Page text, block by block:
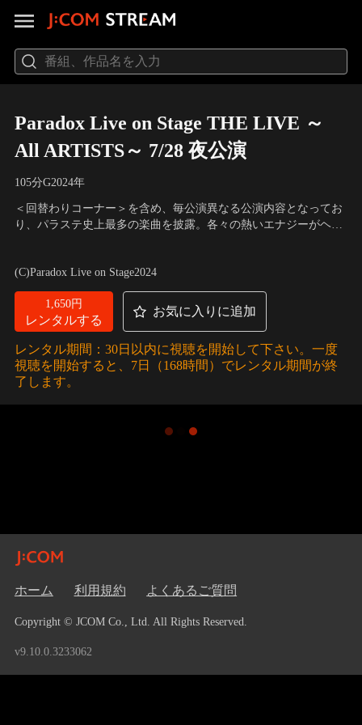
Paradox Live on Stage THE LIVE ～
All ARTISTS～ 7/28 夜公演
105分G2024年
＜回替わりコーナー＞を含め、毎公演異なる公演内容となってお
り、パラステ史上最多の楽曲を披露。各々の熱いエナジーがヘッ
(C)Paradox Live on Stage2024
1,650円
レンタルする
お気に入りに追加
レンタル期間：30日以内に視聴を開始して下さい。一度
視聴を開始すると、7日（168時間）でレンタル期間が終
了します。
ホーム 利用規約 よくあるご質問
Copyright © JCOM Co., Ltd. All Rights Reserved.
v9.10.0.3233062